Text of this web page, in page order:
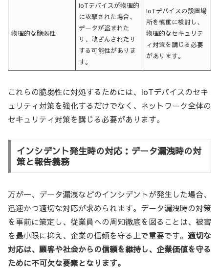
物理的な脆弱性
IoTデバイスが物理的
に攻撃された場合、
データが盗まれた
り、改ざんされたり
する可能性がありま
す。
IoTデバイスの設置場
所を慎重に検討し、
物理的なセキュリテ
ィ対策を講じる必要
があります。
これらの脆弱性に対処するためには、IoTデバイスのセキ
ュリティ対策を強化するだけでなく、ネットワーク全体の
セキュリティ対策を講じる必要があります。
インシデント発生時の対応：データ漏洩時の対
策と報告義務
万が一、データ漏洩などのインシデントが発生した場合、
迅速かつ適切な対応が求められます。データ漏洩時の対策
を事前に策定し、従業員への周知徹底を図ることは、被害
を最小限に抑え、企業の信頼を守る上で重要です。 適切な
対応は、顧客や社会からの信頼を維持し、企業価値を守る
ために不可欠な要素となります。